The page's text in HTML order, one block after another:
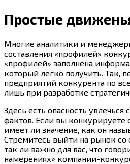
Простые
Многие аналитики и
составления «профилей»
«профилей» заполнена
который легко получить. Так,
предприятий конкурента по
лишь при разработке
Здесь есть опасность
фактов. Если вы конкурируете
имеет ли значение, как он
Стремитесь выйти на рынок
так ли важно для вас, что
намерениях» компании-